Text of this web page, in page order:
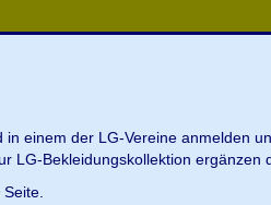
einem der LG-Vereine anmelden
LG-Bekleidungskollektion ergänzen